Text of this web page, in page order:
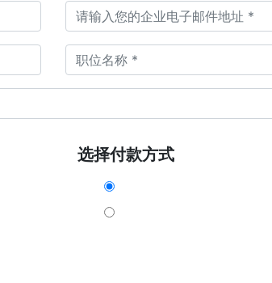
选择付款方式